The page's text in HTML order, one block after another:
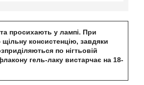
та просихають у лампі. При
консистенцію, завдяки
по нігтьовій
гель-лаку вистарчає на 18-